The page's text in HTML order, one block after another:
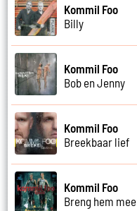
Kommil Foo
Billy
Kommil Foo
Bob en Jenny
Kommil Foo
Breekbaar lief
Kommil Foo
Breng hem mee